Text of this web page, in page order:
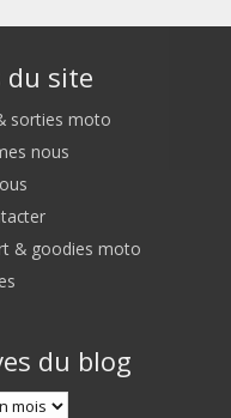
du site
sorties moto
nous
& goodies moto
du blog